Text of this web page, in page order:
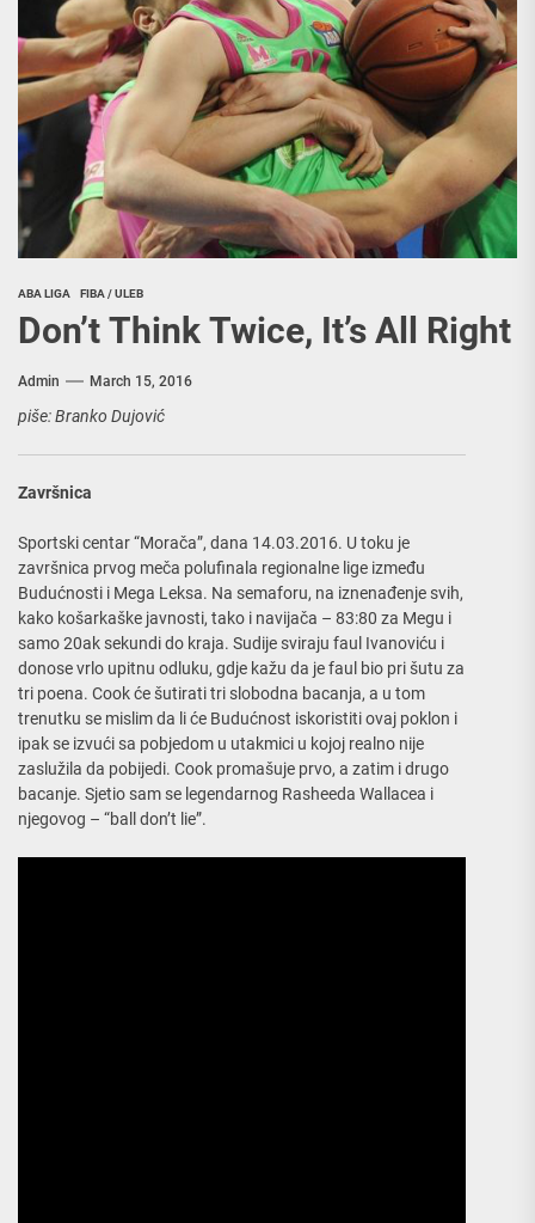
ABA LIGA FIBA / ULEB
Don’t Think Twice, It’s All Right
Admin March 15, 2016
piše: Branko Dujović
Završnica
Sportski centar “Morača”, dana 14.03.2016. U toku je
završnica prvog meča polufinala regionalne lige između
Budućnosti i Mega Leksa. Na semaforu, na iznenađenje svih,
kako košarkaške javnosti, tako i navijača – 83:80 za Megu i
samo 20ak sekundi do kraja. Sudije sviraju faul Ivanoviću i
donose vrlo upitnu odluku, gdje kažu da je faul bio pri šutu za
tri poena. Cook će šutirati tri slobodna bacanja, a u tom
trenutku se mislim da li će Budućnost iskoristiti ovaj poklon i
ipak se izvući sa pobjedom u utakmici u kojoj realno nije
zaslužila da pobijedi. Cook promašuje prvo, a zatim i drugo
bacanje. Sjetio sam se legendarnog Rasheeda Wallacea i
njegovog – “ball don’t lie”.